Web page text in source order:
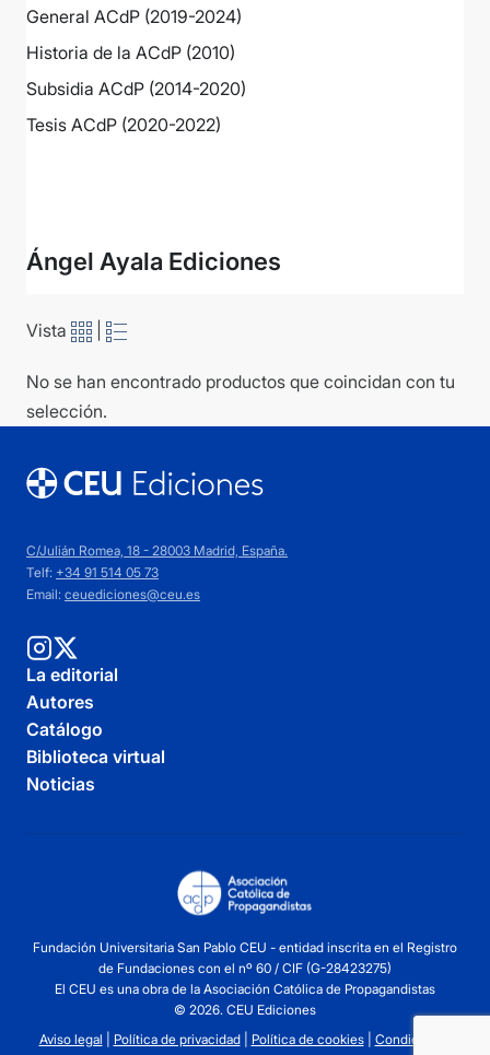
General ACdP (2019-2024)
Historia de la ACdP (2010)
Subsidia ACdP (2014-2020)
Tesis ACdP (2020-2022)
Ángel Ayala Ediciones
Vista
No se han encontrado productos que coincidan con tu
selección.
C/Julián Romea, 18 - 28003 Madrid, España.
Telf: +34 91 514 05 73
Email: ceuediciones@ceu.es
La editorial
Autores
Catálogo
Biblioteca virtual
Noticias
Fundación Universitaria San Pablo CEU - entidad inscrita en el Registro
de Fundaciones con el nº 60 / CIF (G-28423275)
El CEU es una obra de la Asociación Católica de Propagandistas
© 2026. CEU Ediciones
Aviso legal
Política de privacidad| Política de cookies| Condiciones